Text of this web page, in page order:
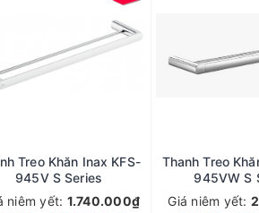
Treo Khăn Inax KFS-
945V S Series
niêm yết: 1.740.000₫
Thanh Treo
945VW S
Giá niêm yết: